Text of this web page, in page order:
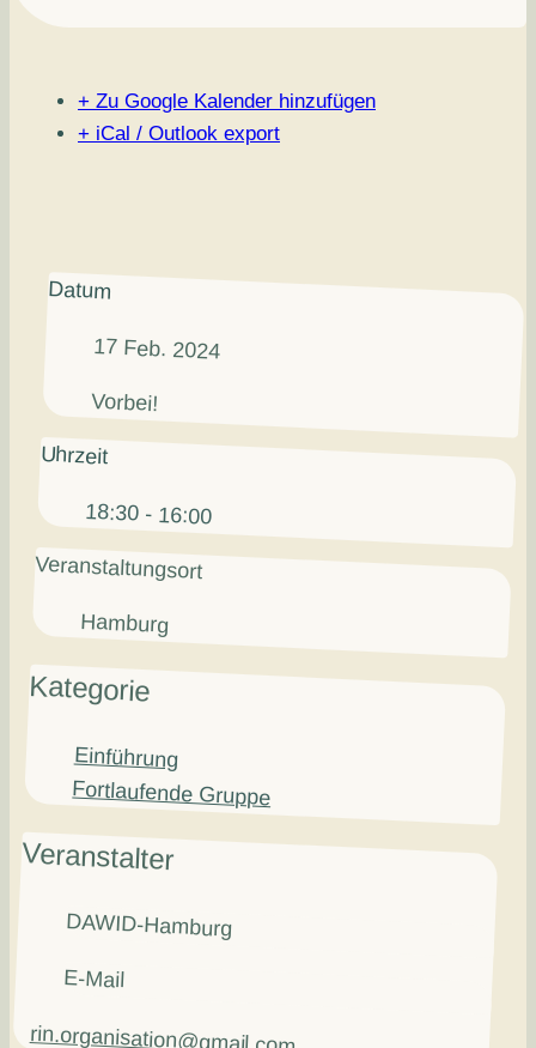
+ Zu Google Kalender hinzufügen
+ iCal / Outlook export
Datum
17 Feb. 2024
Vorbei!
Uhrzeit
18:30 - 16:00
Veranstaltungsort
Hamburg
Kategorie
Einführung
Fortlaufende Gruppe
Veranstalter
DAWID-Hamburg
E-Mail
rin.organisation@gmail.com